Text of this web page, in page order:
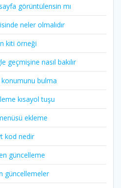
görüntülensin mı
neler olmalıdır
kiti örneği
geçmişine nasıl bakılır
konumunu bulma
kısayol tuşu
ekleme
kod nedir
güncelleme
güncellemeler